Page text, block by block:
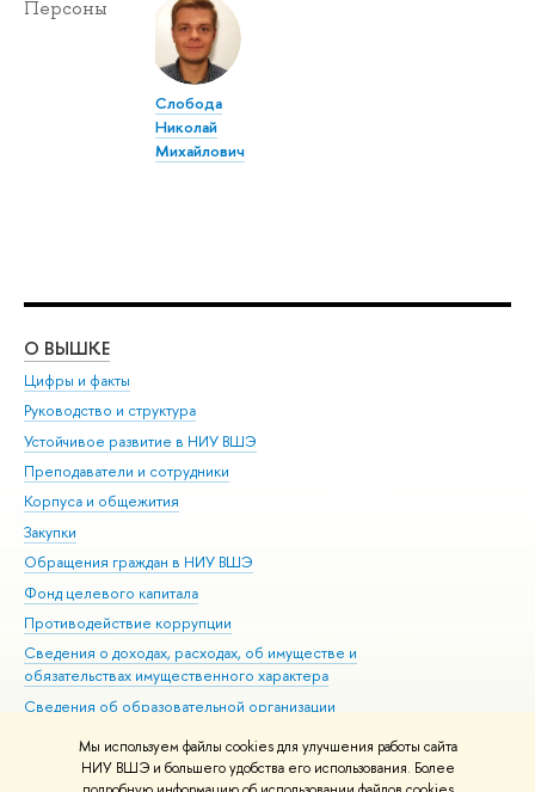
Мы используем файлы cookies для улучшения работы сайта
НИУ ВШЭ и большего удобства его использования. Более
Персоны
Слобода
Николай
Михайлович
О ВЫШКЕ
Цифры и факты
Руководство и структура
Устойчивое развитие в НИУ ВШЭ
Преподаватели и сотрудники
Корпуса и общежития
Закупки
Обращения граждан в НИУ ВШЭ
Фонд целевого капитала
Противодействие коррупции
Сведения о доходах, расходах, об имуществе и
обязательствах имущественного характера
Сведения об образовательной организации
Людям с ограниченными возможностями здоровья
Единая платежная страница